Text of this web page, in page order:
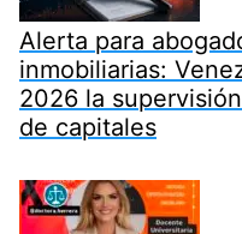
Alerta para
inmobiliarias:
2026 la
de capitales